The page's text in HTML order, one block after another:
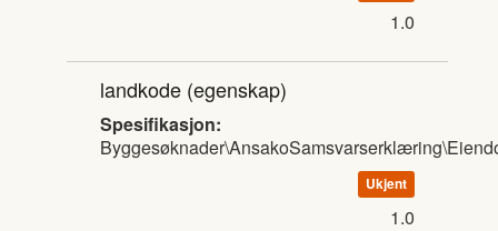
1.0
landkode (egenskap)
Spesifikasjon:
Ukjent
1.0